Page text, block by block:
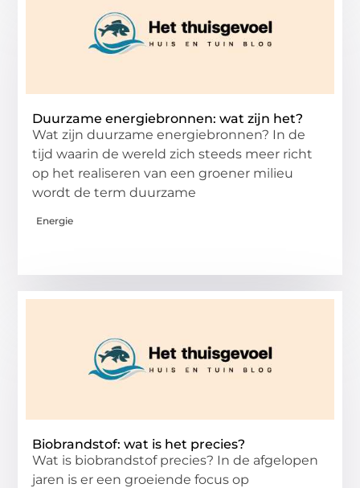
Duurzame energiebronnen: wat zijn het?
Wat zijn duurzame energiebronnen? In de
tijd waarin de wereld zich steeds meer richt
op het realiseren van een groener milieu
wordt de term duurzame
Energie
Biobrandstof: wat is het precies?
Wat is biobrandstof precies? In de afgelopen
jaren is er een groeiende focus op